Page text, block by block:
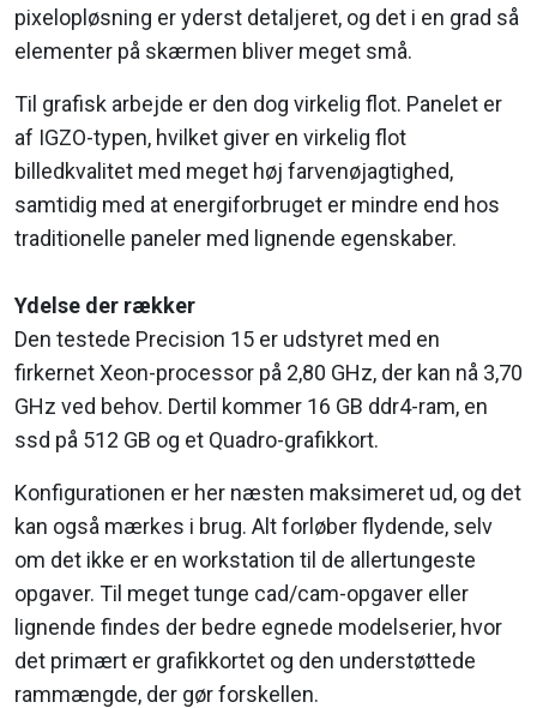
pixelopløsning er yderst detaljeret, og det i en grad så
elementer på skærmen bliver meget små.
Til grafisk arbejde er den dog virkelig flot. Panelet er
af IGZO-typen, hvilket giver en virkelig flot
billedkvalitet med meget høj farvenøjagtighed,
samtidig med at energiforbruget er mindre end hos
traditionelle paneler med lignende egenskaber.
Ydelse der rækker
Den testede Precision 15 er udstyret med en
firkernet Xeon-processor på 2,80 GHz, der kan nå 3,70
GHz ved behov. Dertil kommer 16 GB ddr4-ram, en
ssd på 512 GB og et Quadro-grafikkort.
Konfigurationen er her næsten maksimeret ud, og det
kan også mærkes i brug. Alt forløber flydende, selv
om det ikke er en workstation til de allertungeste
opgaver. Til meget tunge cad/cam-opgaver eller
lignende findes der bedre egnede modelserier, hvor
det primært er grafikkortet og den understøttede
rammængde, der gør forskellen.